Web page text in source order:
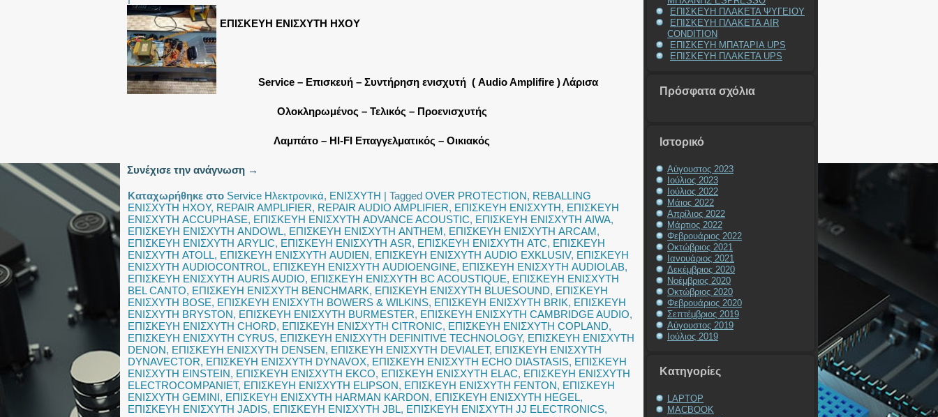
ΕΠΙΣΚΕΥΗ ΕΝΙΣΧΥΤΗ ΗΧΟΥ
Service – Επισκευή – Συντήρηση ενισχυτή ( Audio Amplifire ) Λάρισα
Ολοκληρωμένος – Τελικός – Προενισχυτής
Λαμπάτο – HI-FI Επαγγελματικός – Οικιακός
Συνέχισε την ανάγνωση →
Καταχωρήθηκε στο Service Ηλεκτρονικά, ΕΝΙΣΧΥΤΗ | Tagged OVER PROTECTION, REBALLING
ΕΝΙΣΧΥΤΗ ΗΧΟΥ, REPAIR AMPLIFIER, REPAIR AUDIO AMPLIFIER, ΕΠΙΣΚΕΥΗ ΕΝΙΣΧΥΤΗ, ΕΠΙΣΚΕΥΗ
ΕΝΙΣΧΥΤΗ ACCUPHASE, ΕΠΙΣΚΕΥΗ ΕΝΙΣΧΥΤΗ ADVANCE ACOUSTIC, ΕΠΙΣΚΕΥΗ ΕΝΙΣΧΥΤΗ AIWA,
ΕΠΙΣΚΕΥΗ ΕΝΙΣΧΥΤΗ ANDOWL, ΕΠΙΣΚΕΥΗ ΕΝΙΣΧΥΤΗ ANTHEM, ΕΠΙΣΚΕΥΗ ΕΝΙΣΧΥΤΗ ARCAM,
ΕΠΙΣΚΕΥΗ ΕΝΙΣΧΥΤΗ ARYLIC, ΕΠΙΣΚΕΥΗ ΕΝΙΣΧΥΤΗ ASR, ΕΠΙΣΚΕΥΗ ΕΝΙΣΧΥΤΗ ATC, ΕΠΙΣΚΕΥΗ
ΕΝΙΣΧΥΤΗ ATOLL, ΕΠΙΣΚΕΥΗ ΕΝΙΣΧΥΤΗ AUDIEN, ΕΠΙΣΚΕΥΗ ΕΝΙΣΧΥΤΗ AUDIO EXKLUSIV, ΕΠΙΣΚΕΥΗ
ΕΝΙΣΧΥΤΗ AUDIOCONTROL, ΕΠΙΣΚΕΥΗ ΕΝΙΣΧΥΤΗ AUDIOENGINE, ΕΠΙΣΚΕΥΗ ΕΝΙΣΧΥΤΗ AUDIOLAB,
ΕΠΙΣΚΕΥΗ ΕΝΙΣΧΥΤΗ AURIS AUDIO, ΕΠΙΣΚΕΥΗ ΕΝΙΣΧΥΤΗ BC ACOUSTIQUE, ΕΠΙΣΚΕΥΗ ΕΝΙΣΧΥΤΗ
BEL CANTO, ΕΠΙΣΚΕΥΗ ΕΝΙΣΧΥΤΗ BENCHMARK, ΕΠΙΣΚΕΥΗ ΕΝΙΣΧΥΤΗ BLUESOUND, ΕΠΙΣΚΕΥΗ
ΕΝΙΣΧΥΤΗ BOSE, ΕΠΙΣΚΕΥΗ ΕΝΙΣΧΥΤΗ BOWERS & WILKINS, ΕΠΙΣΚΕΥΗ ΕΝΙΣΧΥΤΗ BRIK, ΕΠΙΣΚΕΥΗ
ΕΝΙΣΧΥΤΗ BRYSTON, ΕΠΙΣΚΕΥΗ ΕΝΙΣΧΥΤΗ BURMESTER, ΕΠΙΣΚΕΥΗ ΕΝΙΣΧΥΤΗ CAMBRIDGE AUDIO,
ΕΠΙΣΚΕΥΗ ΕΝΙΣΧΥΤΗ CHORD, ΕΠΙΣΚΕΥΗ ΕΝΙΣΧΥΤΗ CITRONIC, ΕΠΙΣΚΕΥΗ ΕΝΙΣΧΥΤΗ COPLAND,
ΕΠΙΣΚΕΥΗ ΕΝΙΣΧΥΤΗ CYRUS, ΕΠΙΣΚΕΥΗ ΕΝΙΣΧΥΤΗ DEFINITIVE TECHNOLOGY, ΕΠΙΣΚΕΥΗ ΕΝΙΣΧΥΤΗ
DENON, ΕΠΙΣΚΕΥΗ ΕΝΙΣΧΥΤΗ DENSEN, ΕΠΙΣΚΕΥΗ ΕΝΙΣΧΥΤΗ DEVIALET, ΕΠΙΣΚΕΥΗ ΕΝΙΣΧΥΤΗ
DYNAVECTOR, ΕΠΙΣΚΕΥΗ ΕΝΙΣΧΥΤΗ DYNAVOX, ΕΠΙΣΚΕΥΗ ΕΝΙΣΧΥΤΗ ECHO DIASTASIS, ΕΠΙΣΚΕΥΗ
ΕΝΙΣΧΥΤΗ EINSTEIN, ΕΠΙΣΚΕΥΗ ΕΝΙΣΧΥΤΗ EKCO, ΕΠΙΣΚΕΥΗ ΕΝΙΣΧΥΤΗ ELAC, ΕΠΙΣΚΕΥΗ ΕΝΙΣΧΥΤΗ
ELECTROCOMPANIET, ΕΠΙΣΚΕΥΗ ΕΝΙΣΧΥΤΗ ELIPSON, ΕΠΙΣΚΕΥΗ ΕΝΙΣΧΥΤΗ FENTON, ΕΠΙΣΚΕΥΗ
ΕΝΙΣΧΥΤΗ GEMINI, ΕΠΙΣΚΕΥΗ ΕΝΙΣΧΥΤΗ HARMAN KARDON, ΕΠΙΣΚΕΥΗ ΕΝΙΣΧΥΤΗ HEGEL,
ΕΠΙΣΚΕΥΗ ΕΝΙΣΧΥΤΗ JADIS, ΕΠΙΣΚΕΥΗ ΕΝΙΣΧΥΤΗ JBL, ΕΠΙΣΚΕΥΗ ΕΝΙΣΧΥΤΗ JJ ELECTRONICS,
ΕΠΙΣΚΕΥΗ ΠΛΑΚΕΤΑ ΨΥΓΕΙΟΥ
ΕΠΙΣΚΕΥΗ ΠΛΑΚΕΤΑ AIR
CONDITION
ΕΠΙΣΚΕΥΗ ΜΠΑΤΑΡΙΑ UPS
ΕΠΙΣΚΕΥΗ ΠΛΑΚΕΤΑ UPS
Πρόσφατα σχόλια
Ιστορικό
Αύγουστος 2023
Ιούλιος 2023
Ιούλιος 2022
Μάιος 2022
Απρίλιος 2022
Μάρτιος 2022
Φεβρουάριος 2022
Οκτώβριος 2021
Ιανουάριος 2021
Δεκέμβριος 2020
Νοέμβριος 2020
Οκτώβριος 2020
Φεβρουάριος 2020
Σεπτέμβριος 2019
Αύγουστος 2019
Ιούλιος 2019
Kατηγορίες
LAPTOP
MACBOOK